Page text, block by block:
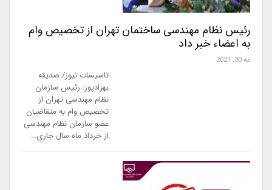
رئیس نظام مهندسی ساختمان تهران از تخصیص وام
به اعضاء خبر داد
مه 30, 2021
تاسیسات نیوز/ صدیقه
بهزادپور: رئیس سازمان
نظام مهندسی تهران از
تخصیص وام به متقاضیان
عضو سازمان نظام مهندسی
از خرداد ماه سال جاری…